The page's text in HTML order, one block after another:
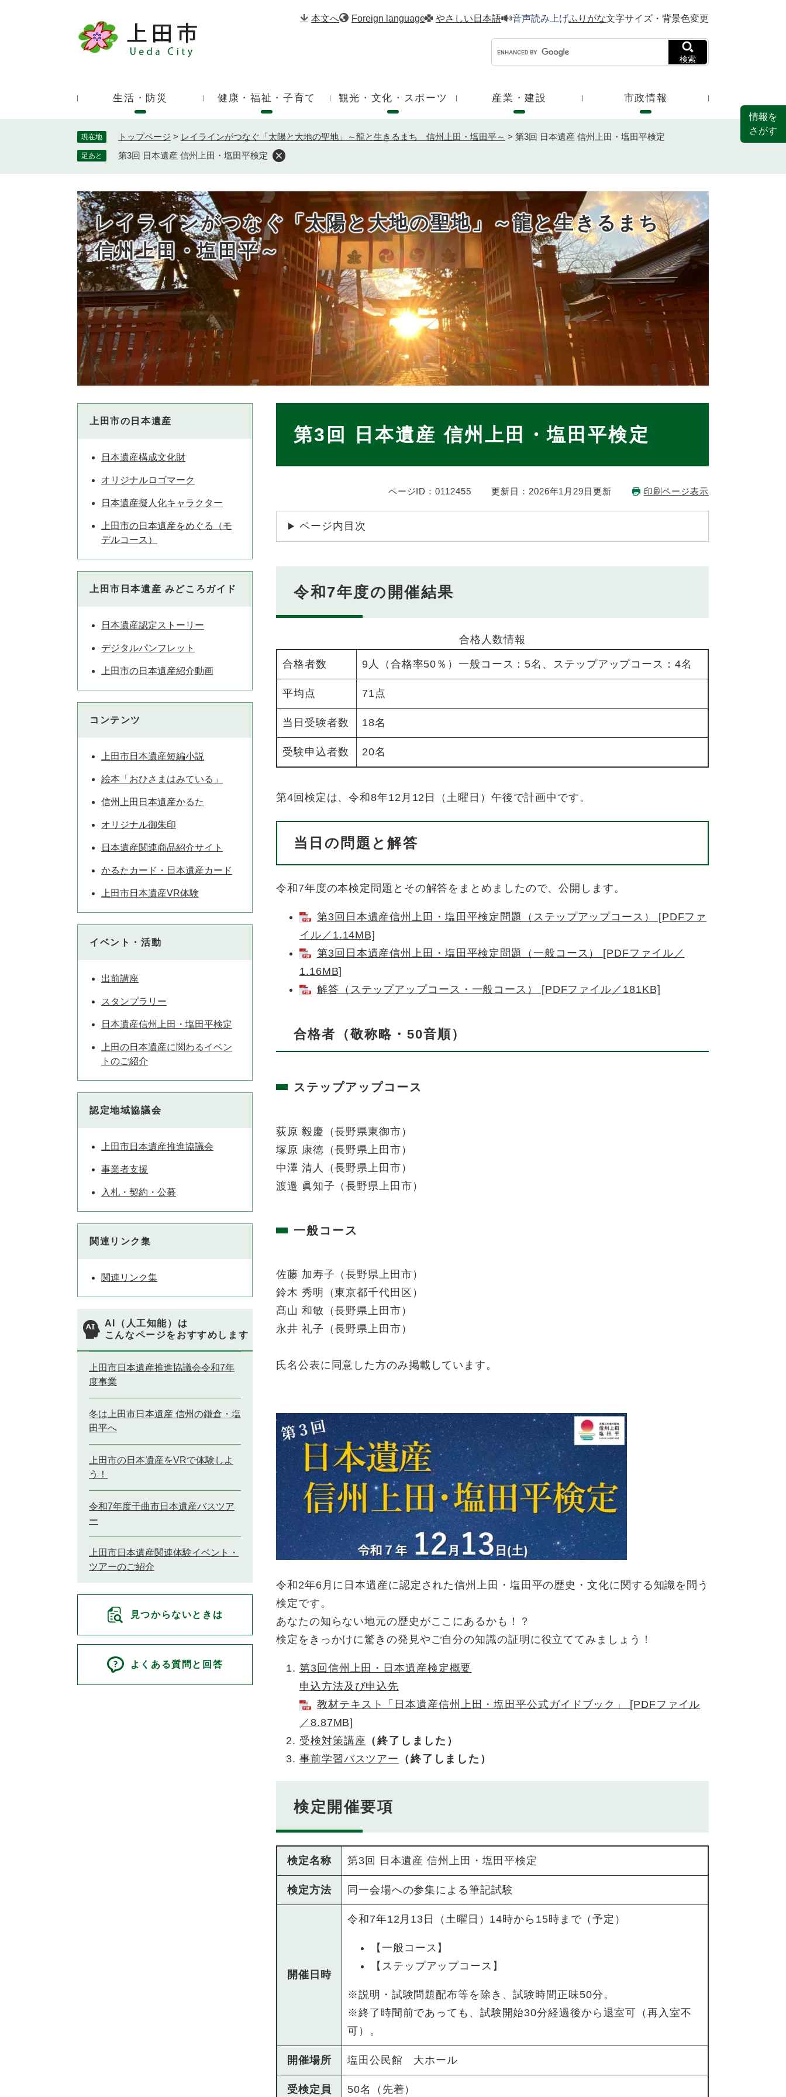
。
本文へ Foreign language やさしい日本語 音声読み上げふりがな文字サイズ・背景色変更
ド
検索
生活・防災 健康・福祉・子育て 観光・文化・スポーツ 産業・建設 市政情報
現在地 トップページ > レイラインがつなぐ「太陽と大地の聖地」～龍と生きるまち 信州上田・塩田平～ > 第3回 日本遺産 信州上田・塩田平検定
足あと 第3回 日本遺産 信州上田・塩田平検定
レイラインがつなぐ「太陽と大地の聖地」～龍と生きるまち
信州上田・塩田平～
第3回 日本遺産 信州上田・塩田平検定
ページID：0112455 更新日：2026年1月29日更新 印刷ページ表示
ページ内目次
令和7年度の開催結果
合格人数情報
合格者数 9人（合格率50％）一般コース：5名、ステップアップコース：4名
平均点 71点
当日受験者数 18名
受験申込者数 20名
第4回検定は、令和8年12月12日（土曜日）午後で計画中です。
当日の問題と解答
令和7年度の本検定問題とその解答をまとめましたので、公開します。
第3回日本遺産信州上田・塩田平検定問題（ステップアップコース） [PDFファ
イル／1.14MB]
第3回日本遺産信州上田・塩田平検定問題（一般コース） [PDFファイル／
1.16MB]
解答（ステップアップコース・一般コース） [PDFファイル／181KB]
合格者（敬称略・50音順）
ステップアップコース
荻原 毅慶（長野県東御市）
塚原 康徳（長野県上田市）
中澤 清人（長野県上田市）
渡邉 眞知子（長野県上田市）
一般コース
佐藤 加寿子（長野県上田市）
鈴木 秀明（東京都千代田区）
髙山 和敏（長野県上田市）
永井 礼子（長野県上田市）
氏名公表に同意した方のみ掲載しています。
令和2年6月に日本遺産に認定された信州上田・塩田平の歴史・文化に関する知識を問う
検定です。
あなたの知らない地元の歴史がここにあるかも！？
検定をきっかけに驚きの発見やご自分の知識の証明に役立ててみましょう！
第3回信州上田・日本遺産検定概要
申込方法及び申込先
教材テキスト「日本遺産信州上田・塩田平公式ガイドブック」 [PDFファイル
／8.87MB]
受検対策講座 （終了しました）
事前学習バスツアー
（終了しました）
検定開催要項
検定名称 第3回 日本遺産 信州上田・塩田平検定
検定方法 同一会場への参集による筆記試験
開催日時
令和7年12月13日（土曜日）14時から15時まで（予定）
【一般コース】
【ステップアップコース】
※説明・試験問題配布等を除き、試験時間正味50分。
※終了時間前であっても、試験開始30分経過後から退室可（再入室不
可）。
開催場所 塩田公民館 大ホール
受検定員 50名（先着）
上田市の日本遺産
日本遺産構成文化財
オリジナルロゴマーク
日本遺産擬人化キャラクター
上田市の日本遺産をめぐる（モ
デルコース）
上田市日本遺産 みどころガイド
日本遺産認定ストーリー
デジタルパンフレット
上田市の日本遺産紹介動画
コンテンツ
上田市日本遺産短編小説
絵本「おひさまはみている」
信州上田日本遺産かるた
オリジナル御朱印
日本遺産関連商品紹介サイト
かるたカード・日本遺産カード
上田市日本遺産VR体験
イベント・活動
出前講座
スタンプラリー
日本遺産信州上田・塩田平検定
上田の日本遺産に関わるイベン
トのご紹介
認定地域協議会
上田市日本遺産推進協議会
事業者支援
入札・契約・公募
関連リンク集
関連リンク集
AI（人工知能）は
こんなページをおすすめします
上田市日本遺産推進協議会令和7年
度事業
冬は上田市日本遺産 信州の鎌倉・塩
田平へ
上田市の日本遺産をVRで体験しよ
う！
令和7年度千曲市日本遺産バスツア
ー
上田市日本遺産関連体験イベント・
ツアーのご紹介
見つからないときは
よくある質問と回答
情報を
さがす